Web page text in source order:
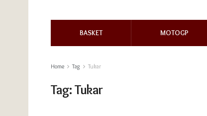
BASKET MOTOGP
Home Tag Tukar
Tag:Tukar